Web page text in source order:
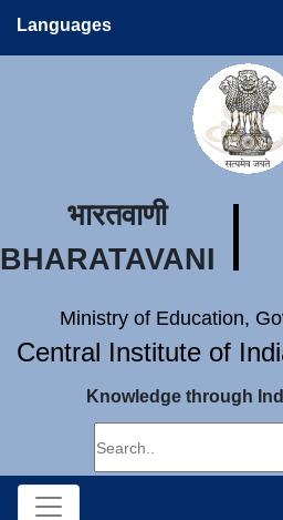
Languages
भारतवाणी
BHARATAVANI
Ministry of Education,
Central Institute of
Knowledge through